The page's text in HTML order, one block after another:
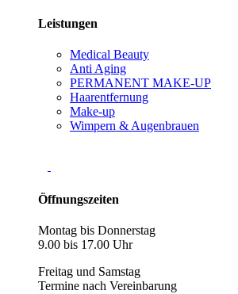
Leistungen
Medical Beauty
Anti Aging
PERMANENT MAKE-UP
Haarentfernung
Make-up
Wimpern & Augenbrauen
Öffnungszeiten
Montag bis Donnerstag
9.00 bis 17.00 Uhr
Freitag und Samstag
Termine nach Vereinbarung